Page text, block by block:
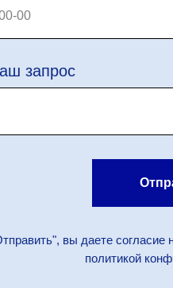
запрос
вы даете
политикой